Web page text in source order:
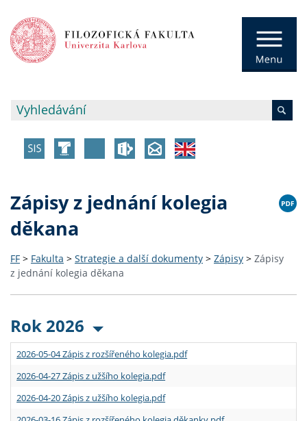
Zápisy z jednání kolegia
děkana
FF > Fakulta > Strategie a další dokumenty > Zápisy > Zápisy
z jednání kolegia děkana
Rok 2026
2026-05-04 Zápis z rozšířeného kolegia.pdf
2026-04-27 Zápis z užšího kolegia.pdf
2026-04-20 Zápis z užšího kolegia.pdf